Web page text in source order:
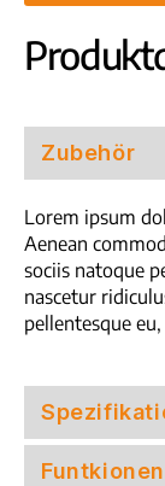
Zubehör
Lorem ipsum
Aenean
sociis natoque
nascetur
pellentesque
Funtkionen